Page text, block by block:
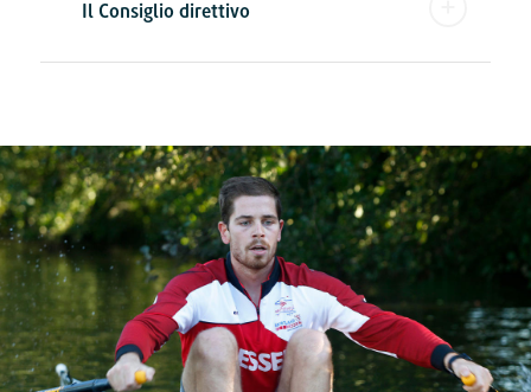
Il Consiglio direttivo